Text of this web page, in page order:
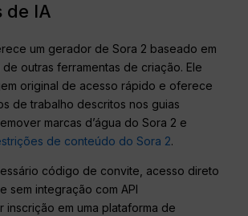
de IA
um gerador de Sora 2 baseado em
outras ferramentas de criação. Ele
original de acesso rápido e oferece
de trabalho descritos nos guias
marcas d’água do Sora 2 e
de conteúdo do Sora 2.
código de convite, acesso direto
sem integração com API
inscrição em uma plataforma de